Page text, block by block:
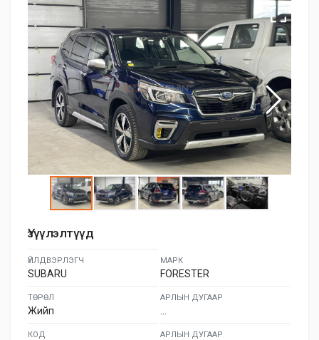
Үзүүлэлтүүд
ҮЙЛДВЭРЛЭГЧ
SUBARU
МАРК
FORESTER
ТӨРӨЛ
Жийп
АРЛЫН ДУГААР
КОД АРЛЫН ДУГААР